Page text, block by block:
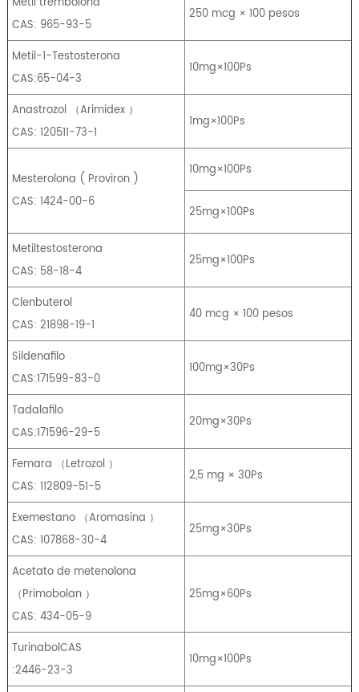
CAS: 965-93-5
250 mcg × 100 pesos
Metil-1-Testosterona
CAS:65-04-3
10mg×100Ps
Anastrozol （Arimidex ）
CAS: 120511-73-1
1mg×100Ps
Mesterolona ( Proviron )
CAS: 1424-00-6
10mg×100Ps
25mg×100Ps
Metiltestosterona
CAS: 58-18-4
25mg×100Ps
Clenbuterol
CAS: 21898-19-1
40 mcg × 100 pesos
Sildenafilo
CAS:171599-83-0
100mg×30Ps
Tadalafilo
CAS:171596-29-5
20mg×30Ps
Femara （Letrozol ）
CAS: 112809-51-5
2,5 mg × 30Ps
Exemestano （Aromasina ）
CAS: 107868-30-4
25mg×30Ps
Acetato de metenolona
（Primobolan ）
CAS: 434-05-9
25mg×60Ps
TurinabolCAS
:2446-23-3
10mg×100Ps